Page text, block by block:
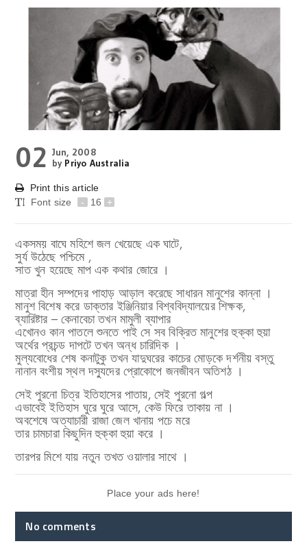
02 Jun, 2008
by Priyo Australia
Print this article
Font size
- 16 +
একসময় বাঘে মহিশে জল খেয়েছে এক ঘাটে,
সুর্য উঠেছে পশ্চিমে ,
সাত খুন হয়েছে মাপ এক কথার জোরে ।
মাত্রা হীন সম্পদের পাহাড় আড়াল করেছে সাধারন মানুশের কান্না ।
মানুশ বিশেষ করে ডাক্তার ইঞ্জিনিয়ার বিশ্ববিদ্যালয়ের শিক্ষক,
ব্যারিষ্টার – কেনাবেচা তখন মামুলী ব্যাপার
এখোনও কান পাতলে শুনতে পাই সে সব বিক্রিত মানুশের হুক্কা হুয়া
অর্থের প্রচন্ড দাপটে তখন অন্ধ চারিদিক ।
মুল্যবোধের শেষ কনাটুকু তখন যাদুঘরের কাচের মোড়কে দর্শনীয় বস্তু
নানান বংশীয় স্থল দস্যুদের প্রোকোপে জনজীবন অতিশঠ ।
সেই পুরনো চিত্র ইতিহাসের পাতায়, সেই পুরনো গল্প
এভাবেই ইতিহাস ঘুরে ঘুরে আসে, কেউ ফিরে তাকায় না ।
অবশেষে অত্যাচারী রাজা জেল খানায় পচে মরে
তার চামচারা কিছুদিন হুক্কা হুয়া করে ।
তারপর মিশে যায় নতুন তখত ওয়ালার সাথে ।
Place your ads here!
No comments